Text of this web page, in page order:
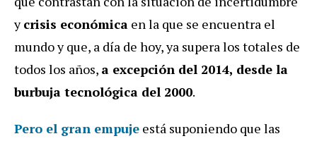
ycrisis económica en la que se encuentra el
mundo y que, a día de hoy, ya supera los totales de
todos los años, a excepción del 2014, desde la
burbuja tecnológica del 2000.
Pero el gran empuje está suponiendo que las